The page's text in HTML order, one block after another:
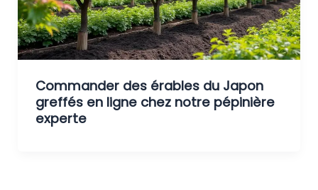
Commander des érables du Japon
greffés en ligne chez notre pépinière
experte